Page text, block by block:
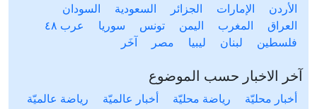
الأردن الإمارات الجزائر السعودية
السودان
العراق
المغرب اليمن تونس سوريا
عرب ٤٨
فلسطين
لبنان ليبيا مصر آخَر
آخر الاخبار حسب الموضوع
أخبار محليّة رياضة محليّة أخبار عالميّة
رياضة عالميّة